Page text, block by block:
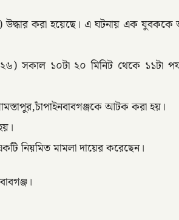
উদ্ধার করা হয়েছে। এ ঘটনায় এক
সকাল ১০টা ২০ মিনিট থেকে ১১টা
আটক করা হয়।
নিয়মিত মামলা দায়ের করেছেন।